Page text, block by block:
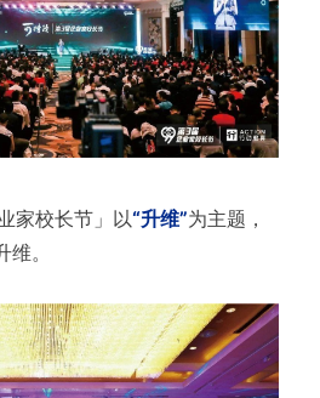
家校长节」以“升维”为主题，
。